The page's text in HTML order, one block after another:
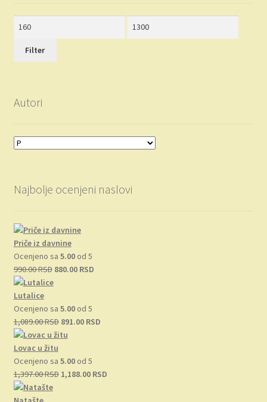
Filter
Autori
Najbolje ocenjeni naslovi
Priče iz davnine
Ocenjeno sa 5.00od 5
990.00RSD Originalna
cena
bila:
990.00 RSD.
880.00 RSDTrenutna
Lutalice
Ocenjeno sa 5.00od 5
1,089.00RSD Originalna
cena
bila:
1,089.00 RSD.
891.00 RSDTrenutna
Lovac u žitu
Ocenjeno sa 5.00od 5
1,397.00RSD Originalna
1,188.00 RSDTrenutna